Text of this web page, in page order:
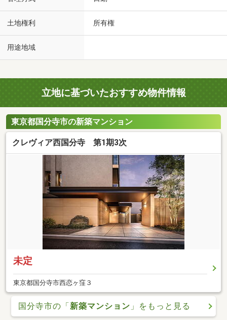
土地権利 所有権
用途地域
立地に基づいたおすすめ物件情報
東京都国分寺市の新築マンション
クレヴィア西国分寺 第1期3次
未定
東京都国分寺市西恋ヶ窪３
国分寺市の「 新築マンション 」をもっと見る